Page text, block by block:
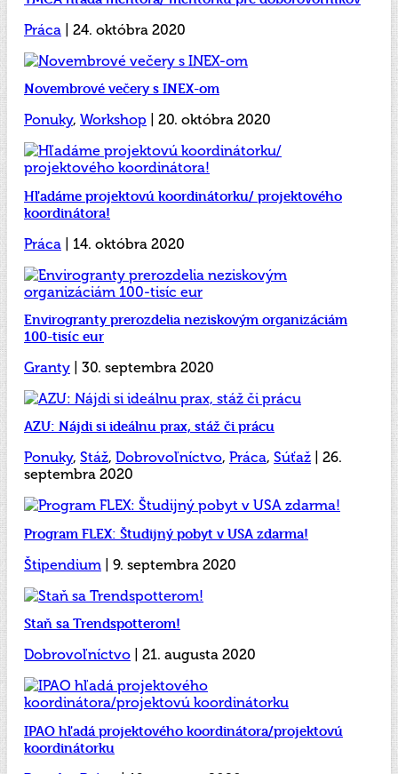
Práca | 24. októbra 2020
Novembrové večery s INEX-om
Ponuky, Workshop | 20. októbra 2020
Hľadáme projektovú koordinátorku/ projektového
koordinátora!
Práca | 14. októbra 2020
Envirogranty prerozdelia neziskovým organizáciám
100-tisíc eur
Granty | 30. septembra 2020
AZU: Nájdi si ideálnu prax, stáž či prácu
Ponuky, Stáž, Dobrovoľníctvo, Práca, Súťaž | 26.
septembra 2020
Program FLEX: Študijný pobyt v USA zdarma!
Štipendium | 9. septembra 2020
Staň sa Trendspotterom!
Dobrovoľníctvo | 21. augusta 2020
IPAO hľadá projektového koordinátora/projektovú
koordinátorku